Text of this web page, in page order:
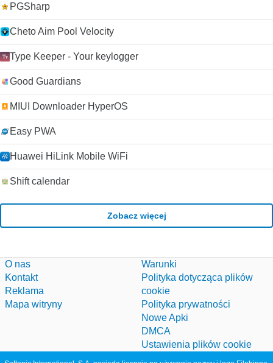
PGSharp
Cheto Aim Pool Velocity
Type Keeper - Your keylogger
Good Guardians
MIUI Downloader HyperOS
Easy PWA
Huawei HiLink Mobile WiFi
Shift calendar
Zobacz więcej
O nas
Kontakt
Reklama
Mapa witryny
Warunki
Polityka dotycząca plików
cookie
Polityka prywatności
Nowe Apki
DMCA
Ustawienia plików cookie